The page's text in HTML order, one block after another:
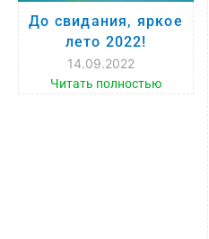
До свидания, яркое
лето 2022!
14.09.2022
Читать полностью